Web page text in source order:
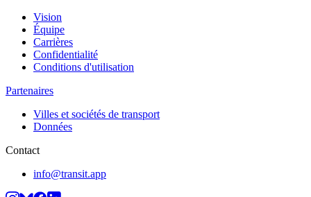
Vision
Équipe
Carrières
Confidentialité
Conditions d'utilisation
Partenaires
Villes et sociétés de transport
Données
Contact
info@transit.app